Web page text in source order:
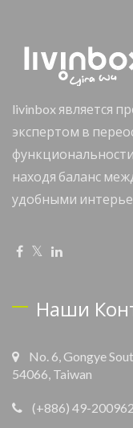
livinbox является
экспертом в
находя баланс
удобными
Наши
No. 6, Gongye
54066, Taiwan
(+886) 49-